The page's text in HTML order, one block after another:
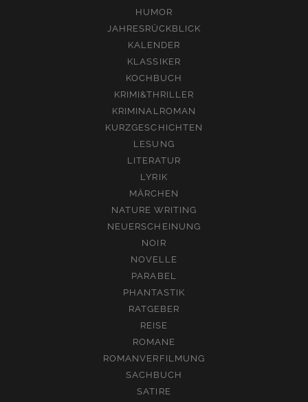
HUMOR
JAHRESRÜCKBLICK
KALENDER
KLASSIKER
KOCHBUCH
KRIMI&THRILLER
KRIMINALROMAN
KURZGESCHICHTEN
LESUNG
LITERATUR
LYRIK
MÄRCHEN
NATURE WRITING
NEUERSCHEINUNG
NOIR
NOVELLE
PARABEL
PHANTASTIK
RATGEBER
REISE
ROMANE
ROMANVERFILMUNG
SACHBUCH
SATIRE